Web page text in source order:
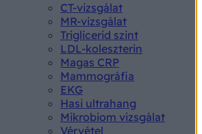
CT-vizsgálat
MR-vizsgálat
Triglicerid szint
LDL-koleszterin
Magas CRP
Mammográfia
EKG
Hasi ultrahang
Mikrobiom vizsgálat
Vérvétel